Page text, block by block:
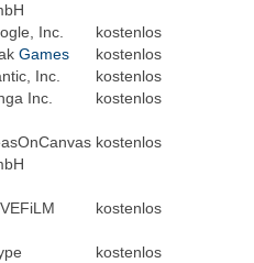
Inc.
kostenlos
Games
kostenlos
Inc.
kostenlos
Inc. kostenlos
kostenlos
kostenlos
kostenlos